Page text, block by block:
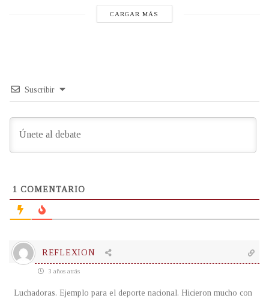
CARGAR MÁS
Suscribir
1 COMENTARIO
REFLEXION
3 años atrás
Luchadoras. Ejemplo para el deporte nacional. Hicieron mucho con